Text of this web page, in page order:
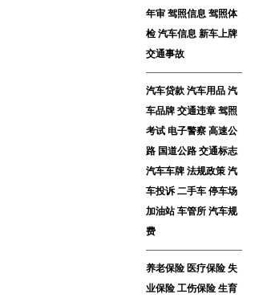
年审 驾照信息 驾照体
检 汽车信息 新车上牌
交通事故
汽车贷款 汽车用品 汽
车品牌 交通违章 驾照
考试 电子警察 高速公
路 国道公路 交通标志
汽车车牌 法规政策 汽
车投诉 二手车 停车场
加油站 车管所 汽车规
费
养老保险 医疗保险 失
业保险 工伤保险 生育